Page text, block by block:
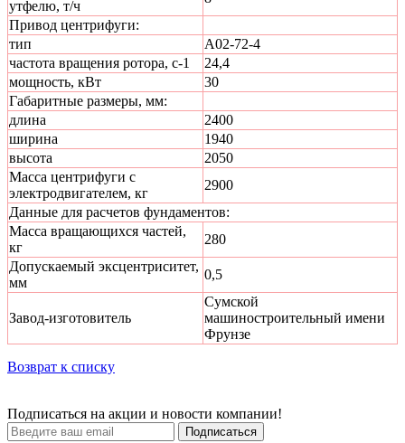
утфелю, т/ч
Привод центрифуги:
тип
А02-72-4
частота вращения ротора, с-1
24,4
мощность, кВт
30
Габаритные размеры, мм:
длина
2400
ширина
1940
высота
2050
Масса центрифуги с
электродвигателем, кг
2900
Данные для расчетов фундаментов:
Масса вращающихся частей,
кг
280
Допускаемый эксцентриситет,
мм
0,5
Завод-изготовитель
Сумской
машиностроительный имени
Фрунзе
Возврат к списку
Подписаться на акции и новости компании!
Подписаться